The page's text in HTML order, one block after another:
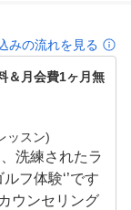
フスタイルをお
みの流れを見る
ッスン)
洗練されたラ
フ体験‘’です
ウンセリング